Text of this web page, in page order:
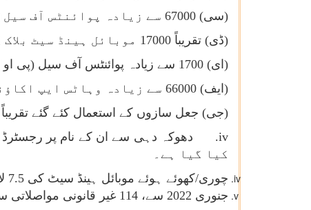
(سی) 67000 سے زیادہ پوائنٹس آف سیل (پی او ایس) کو بلیک لسٹ کردیا گیا ہے۔
(ڈی) تقریباً 17000 موبائل ہینڈ سیٹ بلاک کردیے گئے ہیں۔
(ای) 1700 سے زیادہ پوائنٹس آف سیل (پی او ایس) کے خلاف 300 سے زیادہ ایف آئی آر درج کی گئی ہیں۔
(ایف) 66000 سے زیادہ وہاٹس ایپ اکاؤنٹس بلاک کر دیے گئے ہیں۔
(جی) جعل سازوں کے استعمال کئے گئے تقریباً 8 لاکھ بینک/والٹ کھاتے فریج کردیے گئے ہیں۔
iv
کیا گیا ہے۔
چوری/کھوئے ہوئے موبائل ہینڈ سیٹ کی 7.5 لاکھ شکایتوں میں سے 3 لاکھ موبائل ہینڈ سیٹ کا پتہ لگالیا گیا ہے۔
جنوری 2022 سے، 114 غیر قانونی مواصلاتی سیٹ اپ کا پتہ چلا اور ایل ای اے کے ذریعے کارروائی کی گئی۔